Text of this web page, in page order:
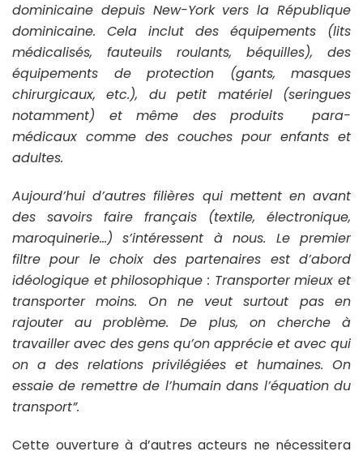
dominicaine depuis New-York vers la République
dominicaine. Cela inclut des équipements (lits
médicalisés, fauteuils roulants, béquilles), des
équipements de protection (gants, masques
chirurgicaux, etc.), du petit matériel (seringues
notamment) et même des produits para-
médicaux comme des couches pour enfants et
adultes.
Aujourd’hui d’autres filières qui mettent en avant
des savoirs faire français (textile, électronique,
maroquinerie…) s’intéressent à nous. Le premier
filtre pour le choix des partenaires est d’abord
idéologique et philosophique : Transporter mieux et
transporter moins. On ne veut surtout pas en
rajouter au problème. De plus, on cherche à
travailler avec des gens qu’on apprécie et avec qui
on a des relations privilégiées et humaines. On
essaie de remettre de l’humain dans l’équation du
transport”.
Cette ouverture à d’autres acteurs ne nécessitera